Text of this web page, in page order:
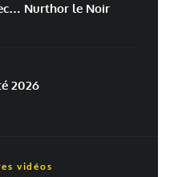
par e-mail.
Nurthor le Noir
2026
vidéos